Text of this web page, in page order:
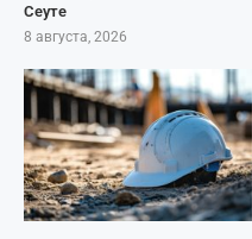
Сеуте
8 августа, 2026